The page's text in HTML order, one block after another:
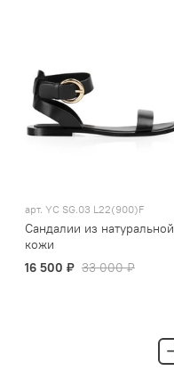
арт. YC SG.03 L22(900)F
Сандалии из натуральной
кожи
16 500 ₽ 33 000 ₽